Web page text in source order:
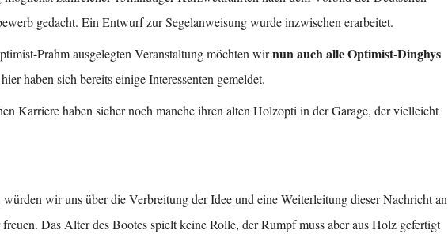
gedacht. Ein Entwurf zur Segelanweisung wurde inzwischen erarbeitet.
Prahm ausgelegten Veranstaltung möchten wirnun auch alle Optimist-Dinghys
haben sich bereits einige Interessenten gemeldet.
Karriere haben sicher noch manche ihren alten Holzopti in der Garage, der vielleicht
wir uns über die Verbreitung der Idee und eine Weiterleitung dieser Nachricht an
Das Alter des Bootes spielt keine Rolle, der Rumpf muss aber aus Holz gefertigt